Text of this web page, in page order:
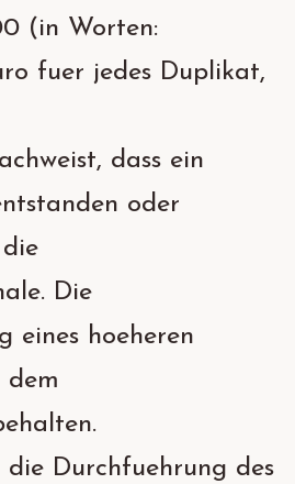
(in Worten:
fuer jedes Duplikat,
dass ein
oder
Die
eines hoeheren
dem
Durchfuehrung des